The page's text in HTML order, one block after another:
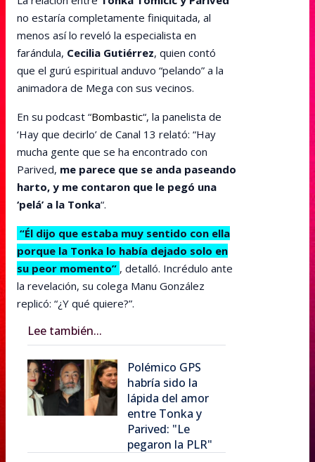
no estaría completamente finiquitada, al
menos así lo reveló la especialista en
farándula, Cecilia Gutiérrez, quien contó
que el gurú espiritual anduvo “pelando” a la
animadora de Mega con sus vecinos.
En su podcast “Bombastic“, la panelista de
‘Hay que decirlo’ de Canal 13 relató: “Hay
mucha gente que se ha encontrado con
Parived, me parece que se anda paseando
harto, y me contaron que le pegó una
‘pelá’ a la Tonka“.
“Él dijo que estaba muy sentido con ella
porque la Tonka lo había dejado solo en
su peor momento” , detalló. Incrédulo ante
la revelación, su colega Manu González
replicó: “¿Y qué quiere?”.
Lee también...
Polémico GPS
habría sido la
lápida del amor
entre Tonka y
Parived: "Le
pegaron la PLR"